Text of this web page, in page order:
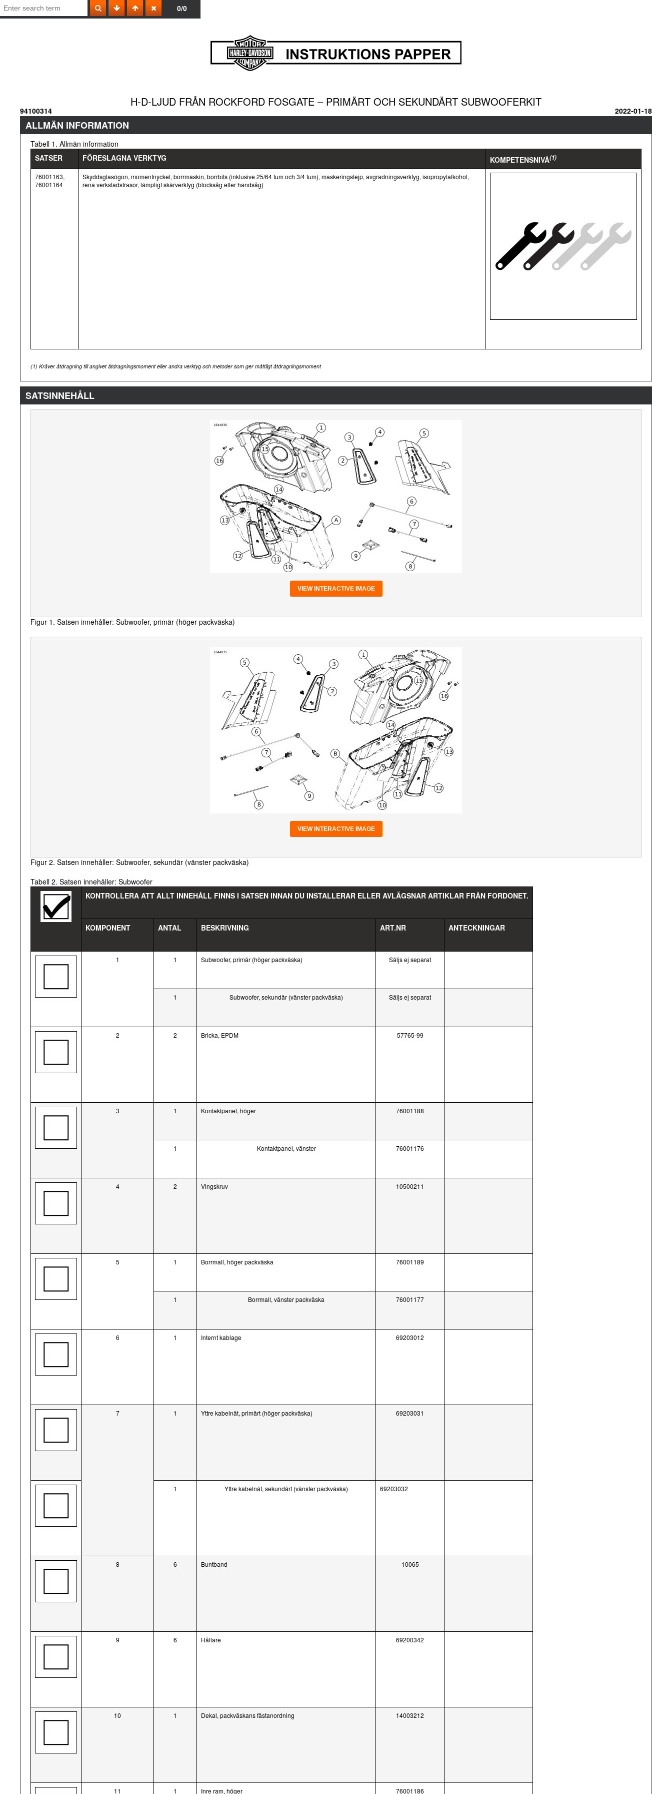
0/0
H-D-LJUD FRÅN ROCKFORD FOSGATE – PRIMÄRT OCH SEKUNDÄRT SUBWOOFERKIT
94100314 2022-01-18
ALLMÄN INFORMATION
Tabell 1. Allmän information
SATSER
FÖRESLAGNA VERKTYG KOMPETENSNIVÅ(1)
76001163,
76001164
Skyddsglasögon, momentnyckel, borrmaskin, borrbits (inklusive 25/64 tum och 3/4 tum), maskeringstejp, avgradningsverktyg, isopropylalkohol,
rena verkstadstrasor, lämpligt skärverktyg (blocksåg eller handsåg)
(1) Kräver åtdragning till angivet åtdragningsmoment eller andra verktyg och metoder som ger måttligt åtdragningsmoment
SATSINNEHÅLL
VIEW INTERACTIVE IMAGE
Figur 1. Satsen innehåller: Subwoofer, primär (höger packväska)
VIEW INTERACTIVE IMAGE
Figur 2. Satsen innehåller: Subwoofer, sekundär (vänster packväska)
Tabell 2. Satsen innehåller: Subwoofer
KONTROLLERA ATT ALLT INNEHÅLL FINNS I SATSEN INNAN DU INSTALLERAR ELLER AVLÄGSNAR ARTIKLAR FRÅN FORDONET.
KOMPONENT ANTAL BESKRIVNING ART.NR ANTECKNINGAR
1 1 Subwoofer, primär (höger packväska) Säljs ej separat
1 Subwoofer, sekundär (vänster packväska) Säljs ej separat
2 2 Bricka, EPDM 57765-99
3 1 Kontaktpanel, höger 76001188
1 Kontaktpanel, vänster 76001176
4 2 Vingskruv 10500211
5 1 Borrmall, höger packväska 76001189
1 Borrmall, vänster packväska 76001177
6 1 Internt kablage 69203012
7 1 Yttre kabelnät, primärt (höger packväska) 69203031
1 Yttre kabelnät, sekundärt (vänster packväska) 69203032
8 6 Buntband 10065
9 6 Hållare 69200342
10 1 Dekal, packväskans fästanordning 14003212
11 1 Inre ram, höger 76001186